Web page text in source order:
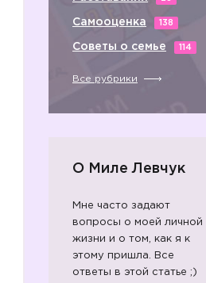
Самооценка 138
Советы о семье 114
Все рубрики
О Миле Левчук
Мне часто задают
вопросы о моей личной
жизни и о том, как я к
этому пришла. Все
ответы в этой статье ;)